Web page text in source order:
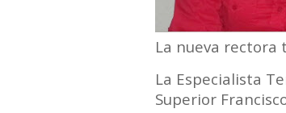
​La nueva
La Especialista
Superior